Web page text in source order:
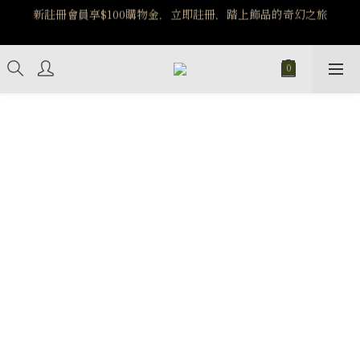
️8/6-8/12 第一波古文明馬拉松正式開跑：烏爾風華套組優惠價
️8/6-8/12 第一波古文明馬拉松正式開跑：烏爾風華套組優惠價
7/15-8/25 神秘星象學系列｜獅子座時區 項鍊 X 戒指 X 手鍊 享福
利